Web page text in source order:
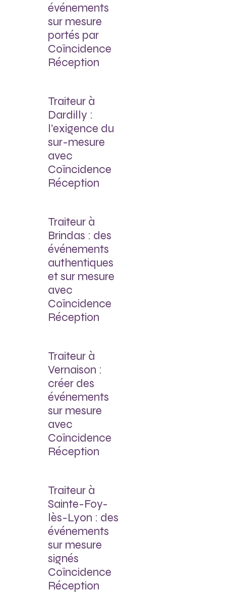
événements
sur mesure
portés par
Coïncidence
Réception
Traiteur à
Dardilly :
l’exigence du
sur-mesure
avec
Coïncidence
Réception
Traiteur à
Brindas : des
événements
authentiques
et sur mesure
avec
Coïncidence
Réception
Traiteur à
Vernaison :
créer des
événements
sur mesure
avec
Coïncidence
Réception
Traiteur à
Sainte-Foy-
lès-Lyon : des
événements
sur mesure
signés
Coïncidence
Réception